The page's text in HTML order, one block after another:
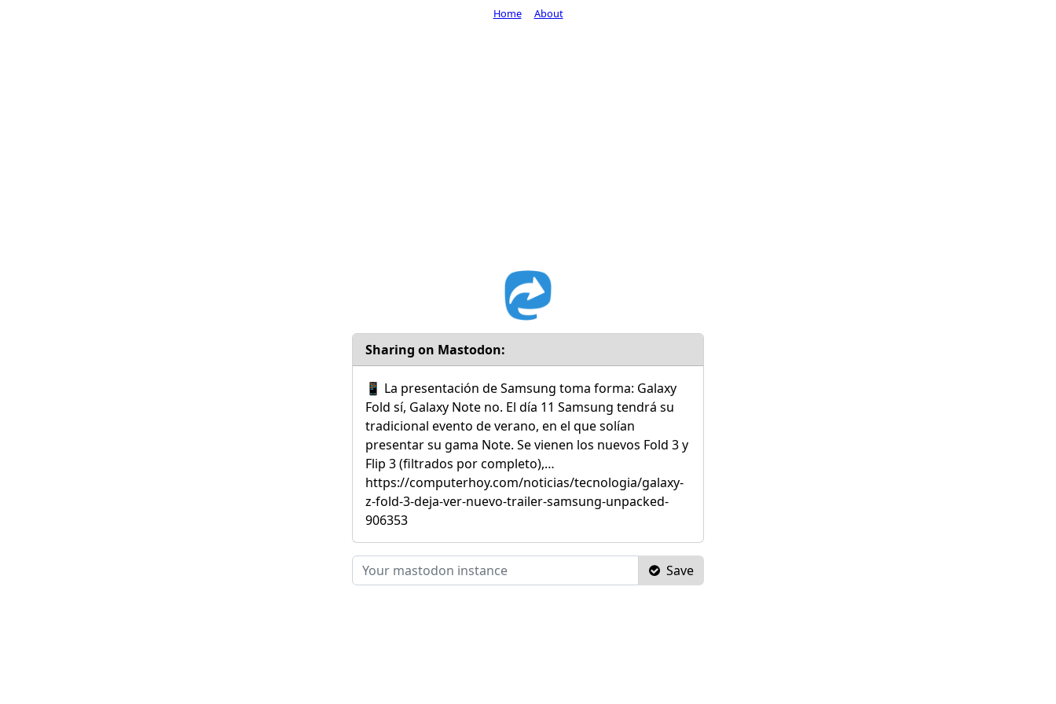
Sharing on Mastodon:
📱 La presentación de Samsung toma forma: Galaxy
Fold sí, Galaxy Note no. El día 11 Samsung tendrá su
tradicional evento de verano, en el que solían
presentar su gama Note. Se vienen los nuevos Fold 3 y
Flip 3 (filtrados por completo),…
https://computerhoy.com/noticias/tecnologia/galaxy-
z-fold-3-deja-ver-nuevo-trailer-samsung-unpacked-
906353
Save
Home About